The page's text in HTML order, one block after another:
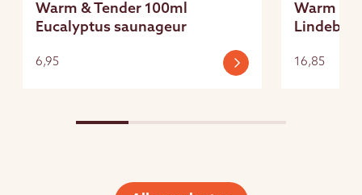
Warm & Tender 100ml
Eucalyptus saunageur
6,95
Warm &
16,85